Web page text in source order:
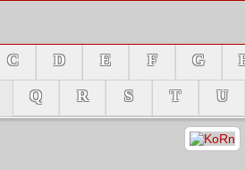
C D E F G
Q
R S T U